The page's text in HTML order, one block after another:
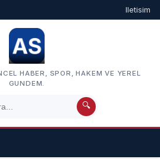
Iletisim
HABER, SPOR, HAKEM VE YEREL
GUNDEM.
🔍